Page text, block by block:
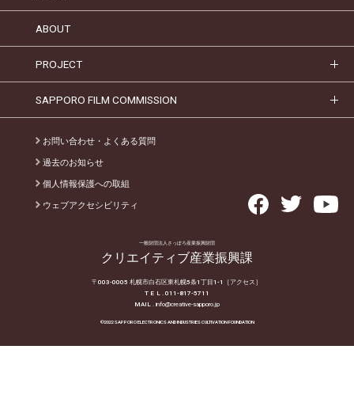
ABOUT
PROJECT
SAPPORO FILM COMMISSION
お問い合わせ・よくある質問
過去のお知らせ
個人情報保護への取組
ウェブアクセシビリティ
一般財団法人さっぽろ産業振興財団
クリエイティブ産業振興課
〒003-0005 札幌市白石区東札幌5条1丁目1-1
［アクセス］
T E L
. 011-817-5711
MAIL . info@creative-sapporo.jp
©2022 SAPPORO ELECTRONICS AND INDUSTRIES CULTIVATION FOUNDATION